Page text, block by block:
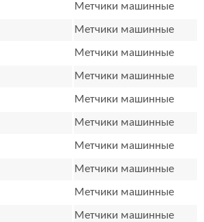
Метчики машинные
Метчики машинные
Метчики машинные
Метчики машинные
Метчики машинные
Метчики машинные
Метчики машинные
Метчики машинные
Метчики машинные
Метчики машинные